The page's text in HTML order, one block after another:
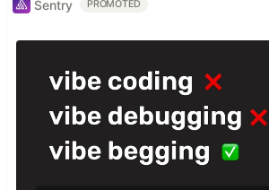
Sentry PROMOTED